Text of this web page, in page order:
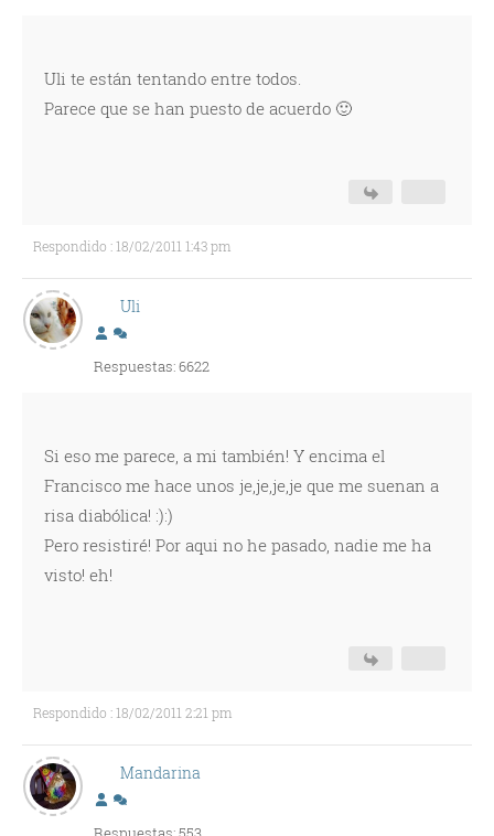
Uli te están tentando entre todos.
Parece que se han puesto de acuerdo 🙂
Respondido : 18/02/2011 1:43 pm
Uli
Respuestas: 6622
Si eso me parece, a mi también! Y encima el
Francisco me hace unos je,je,je,je que me suenan a
risa diabólica! :):)
Pero resistiré! Por aqui no he pasado, nadie me ha
visto! eh!
Respondido : 18/02/2011 2:21 pm
Mandarina